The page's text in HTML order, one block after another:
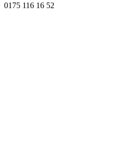
0175 116 16 52